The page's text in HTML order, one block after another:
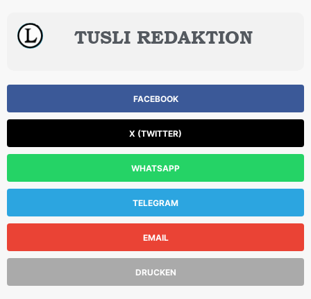
TUSLI REDAKTION
FACEBOOK
X (TWITTER)
WHATSAPP
TELEGRAM
EMAIL
DRUCKEN